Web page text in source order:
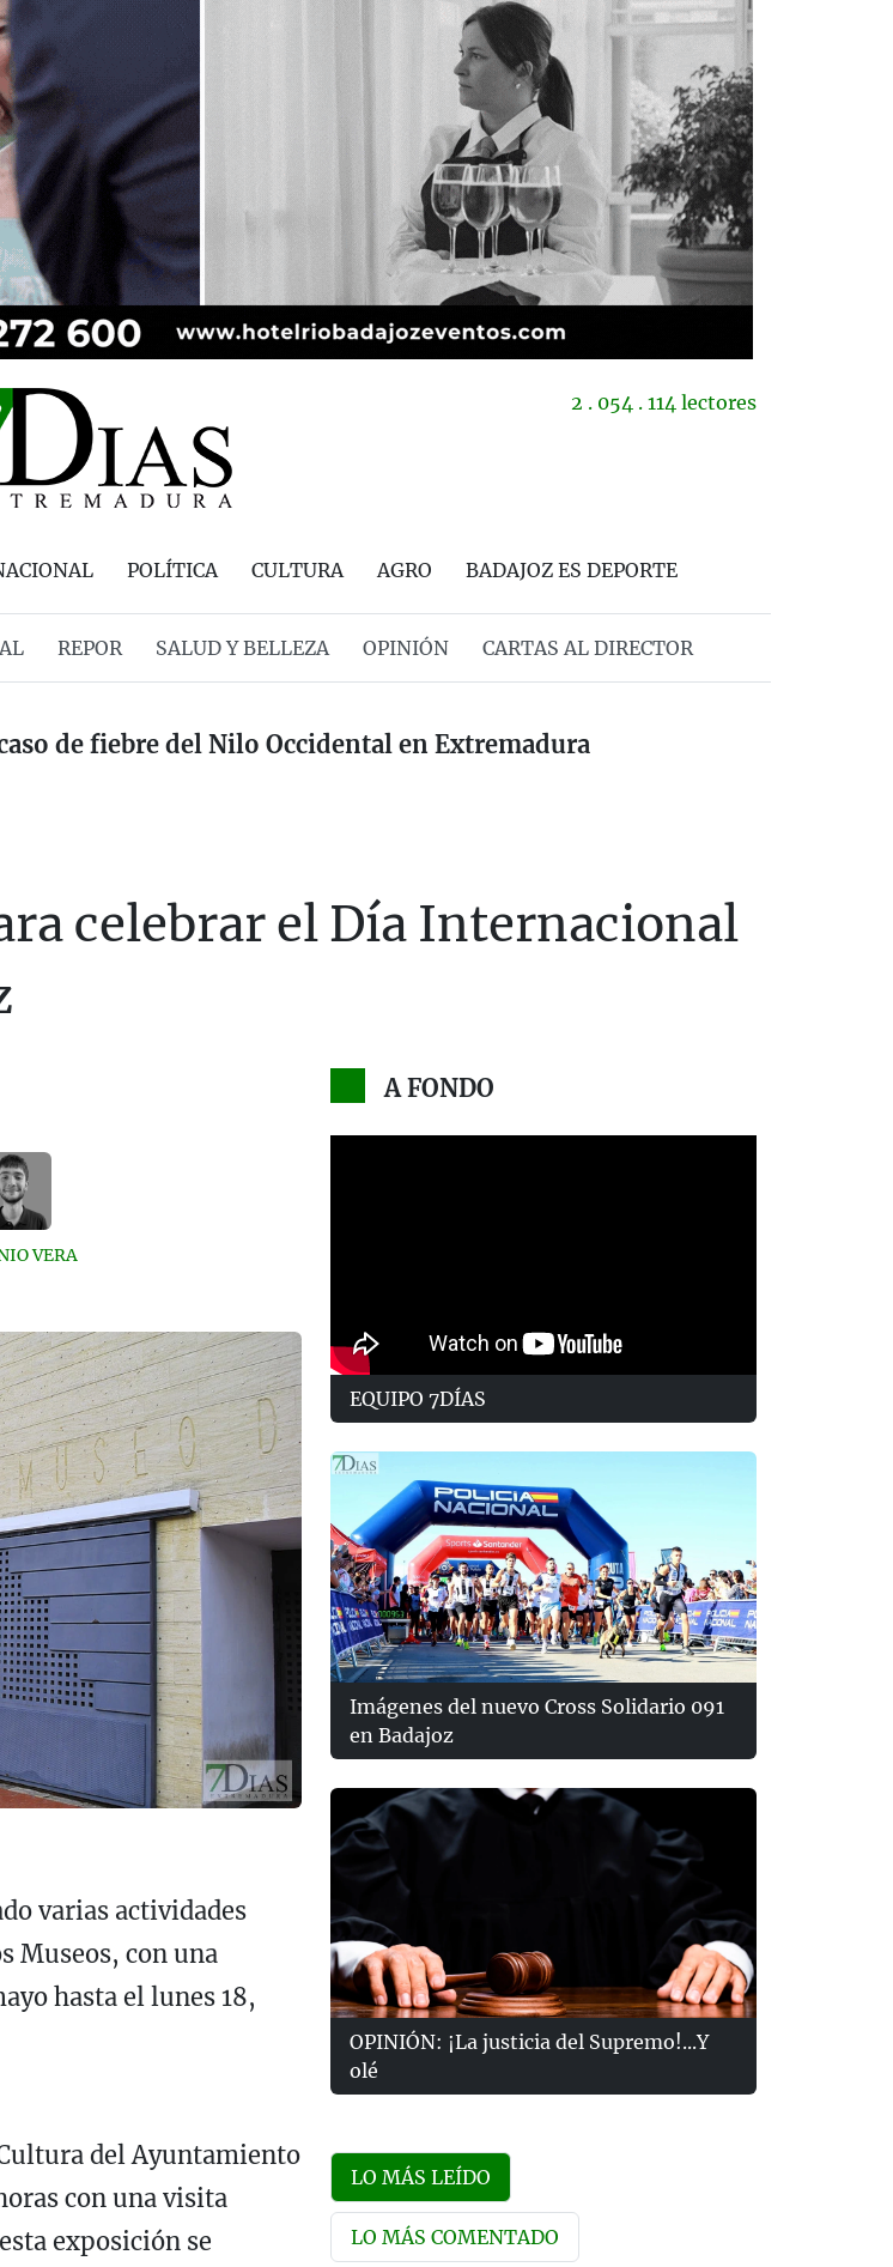
2 . 054 . 114 lectores
POLÍTICA CULTURA AGRO BADAJOZ ES DEPORTE
REPOR SALUD Y BELLEZA OPINIÓN CARTAS AL DIRECTOR
de fiebre del Nilo Occidental en Extremadura
celebrar el Día Internacional
VERA
varias actividades
Museos, con una
hasta el lunes 18,
del Ayuntamiento
con una visita
exposición se
A FONDO
EQUIPO 7DÍAS
Imágenes del nuevo Cross Solidario 091
en Badajoz
OPINIÓN: ¡La justicia del Supremo!...Y
olé
LO MÁS LEÍDO
LO MÁS COMENTADO